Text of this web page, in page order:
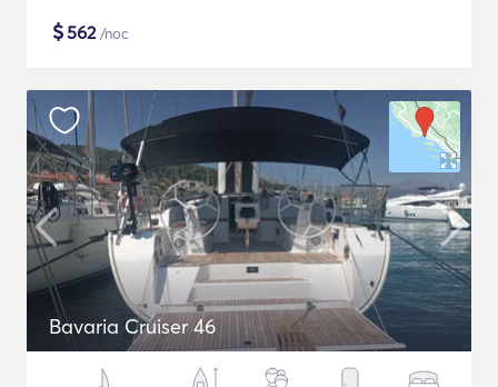
$562/noc
Bavaria Cruiser 46